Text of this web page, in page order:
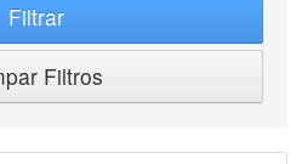
Filtrar
Filtros